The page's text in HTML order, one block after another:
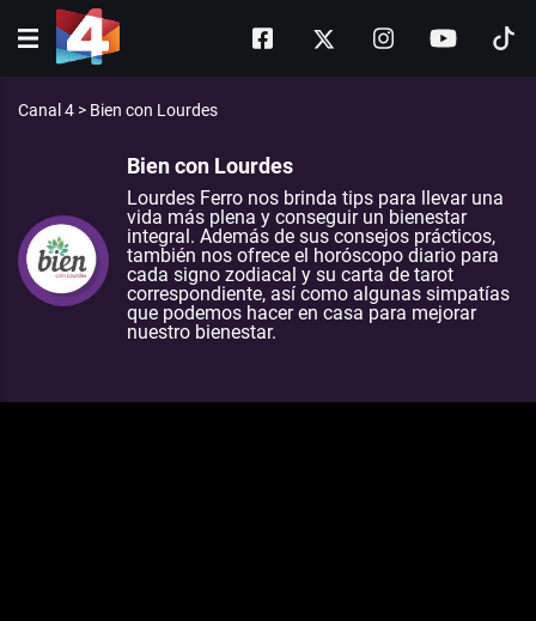
Canal 4 > Bien con Lourdes
Bien con Lourdes
Lourdes Ferro nos brinda tips para llevar una
vida más plena y conseguir un bienestar
integral. Además de sus consejos prácticos,
también nos ofrece el horóscopo diario para
cada signo zodiacal y su carta de tarot
correspondiente, así como algunas simpatías
que podemos hacer en casa para mejorar
nuestro bienestar.